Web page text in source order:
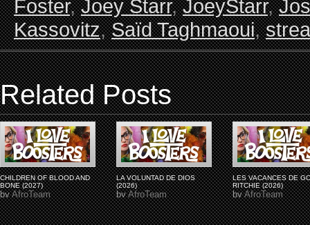
Foster,Joey Starr,JoeyStarr,
Kassovitz,Saïd Taghmaoui,
Related Posts
CHILDREN OF BLOOD AND
BONE (2027)
byAfroTeam
LA VOLUNTAD DE DIOS
(2026)
byAfroTeam
LES VACANCES DE
RITCHIE (2026)
byAfroTeam